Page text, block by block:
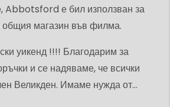
е бил използван за
общия магазин във филма.
уикенд !!!! Благодарим за
и се надяваме, че всички
Великден. Имаме нужда от…